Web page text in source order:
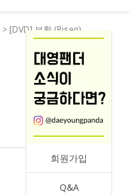
회원가입
Q&A
> [DVD] 부활 (Risen)